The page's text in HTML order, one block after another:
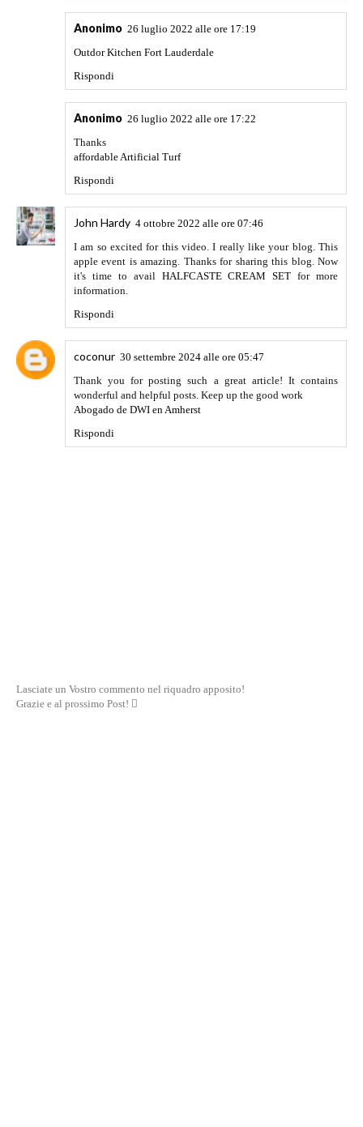
Anonimo 26 luglio 2022 alle ore 17:19
Outdor Kitchen Fort Lauderdale
Rispondi
Anonimo 26 luglio 2022 alle ore 17:22
Thanks
affordable Artificial Turf
Rispondi
John Hardy 4 ottobre 2022 alle ore 07:46
I am so excited for this video. I really like your blog. This
apple event is amazing. Thanks for sharing this blog. Now
it's time to avail HALFCASTE CREAM SET for more
information.
Rispondi
coconur 30 settembre 2024 alle ore 05:47
Thank you for posting such a great article! It contains
wonderful and helpful posts. Keep up the good work
Abogado de DWI en Amherst
Rispondi
Lasciate un Vostro commento nel riquadro apposito!
Grazie e al prossimo Post! 